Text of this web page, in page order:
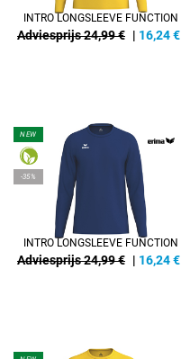
INTRO LONGSLEEVE FUNCTION
Adviesprijs 24,99 € | 16,24€
NEW
-35%
INTRO LONGSLEEVE FUNCTION
Adviesprijs 24,99 € | 16,24€